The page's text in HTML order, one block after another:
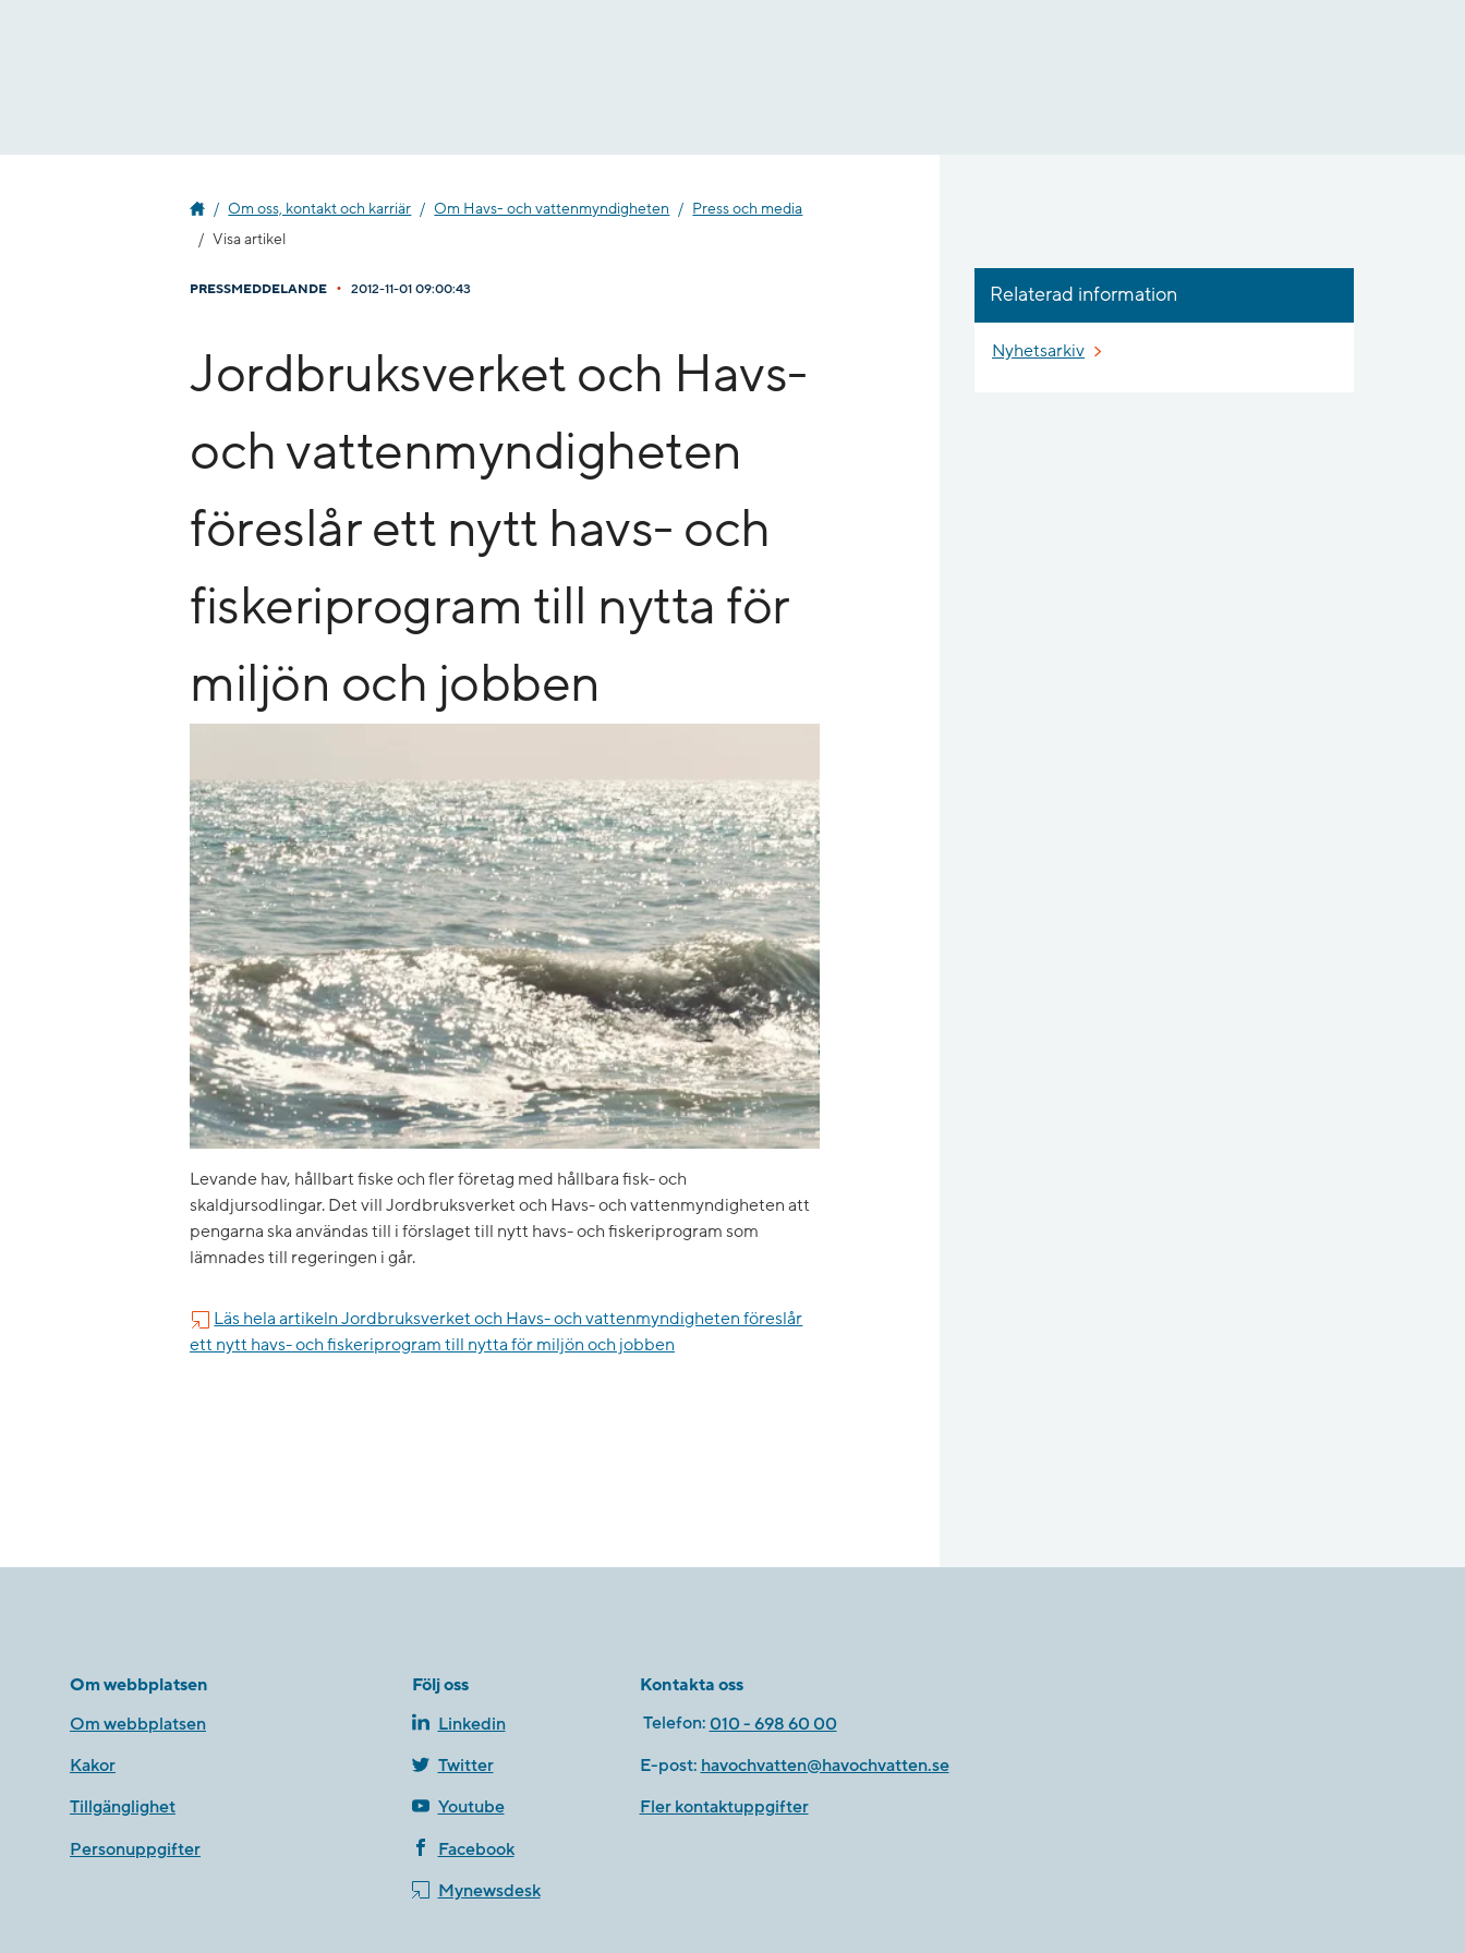
Om oss, kontakt och karriär Om Havs- och vatten­myndigheten
Press och media
Visa artikel
PRESSMEDDELANDE • 2012-11-01 09:00:43
Jordbruksverket och Havs-
och vattenmyndigheten
föreslår ett nytt havs- och
fiskeriprogram till nytta för
miljön och jobben
Levande hav, hållbart fiske och fler företag med hållbara fisk- och
skaldjursodlingar. Det vill Jordbruksverket och Havs- och vattenmyndigheten att
pengarna ska användas till i förslaget till nytt havs- och fiskeriprogram som
lämnades till regeringen i går.
Läs hela artikeln Jordbruksverket och Havs- och vattenmyndigheten föreslår
ett nytt havs- och fiskeriprogram till nytta för miljön och jobben
Relaterad information
Nyhetsarkiv
Om webbplatsen
Om webbplatsen
Kakor
Tillgänglighet
Personuppgifter
Följ oss
Linkedin
Twitter
Youtube
Facebook
Mynewsdesk
Kontakta oss
Telefon: 010 - 698 60 00
E-post: havochvatten@havochvatten.se
Fler kontaktuppgifter